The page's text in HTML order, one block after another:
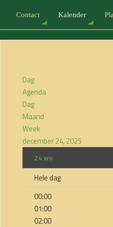
Contact Kalender
Dag
Agenda
Dag
Maand
Week
december 24, 2025
24wo
Hele dag
00:00
01:00
02:00